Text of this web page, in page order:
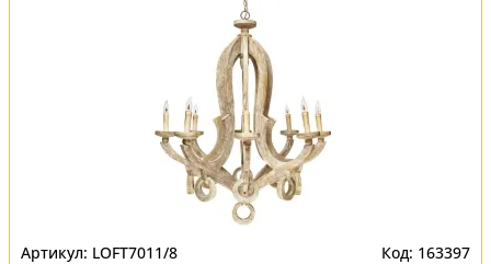
LOFT7011/8 163397